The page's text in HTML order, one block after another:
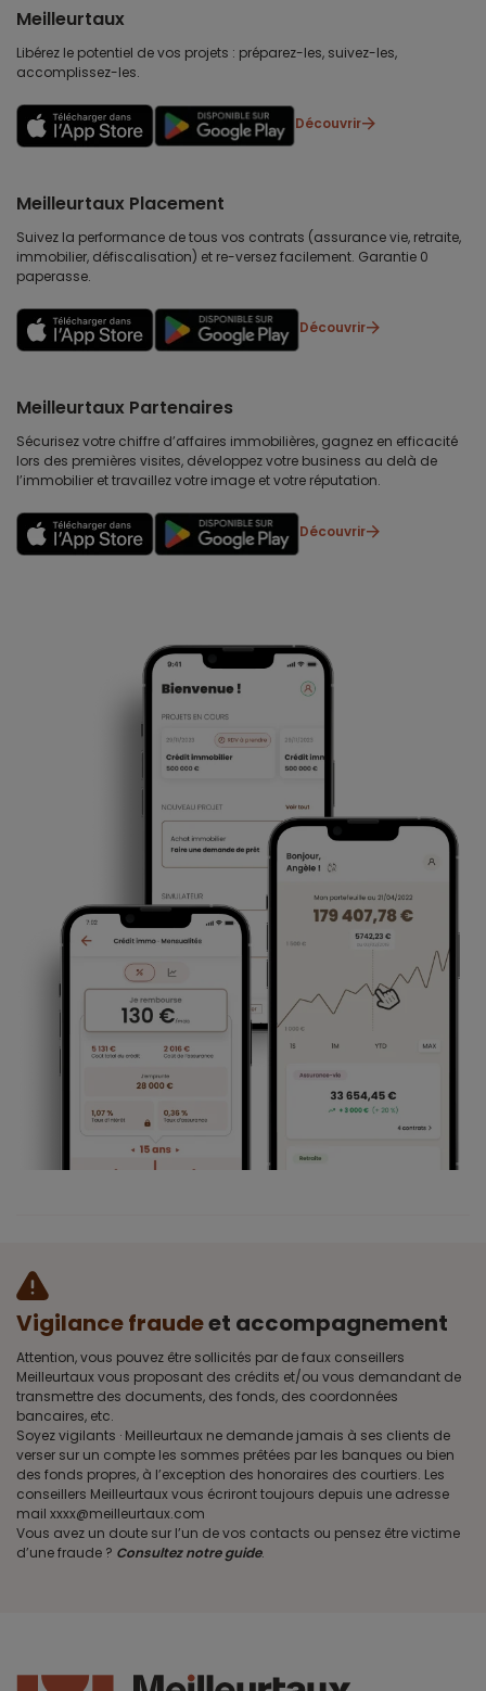
Meilleurtaux
Libérez le potentiel de vos projets : préparez-les, suivez-les,
accomplissez-les.
Découvrir
Meilleurtaux Placement
Suivez la performance de tous vos contrats (assurance vie, retraite,
immobilier, défiscalisation) et re-versez facilement. Garantie 0
paperasse.
Découvrir
Meilleurtaux Partenaires
Sécurisez votre chiffre d’affaires immobilières, gagnez en efficacité
lors des premières visites, développez votre business au delà de
l’immobilier et travaillez votre image et votre réputation.
Découvrir
Vigilance fraudeet accompagnement
Attention, vous pouvez être sollicités par de faux conseillers
Meilleurtaux vous proposant des crédits et/ou vous demandant de
transmettre des documents, des fonds, des coordonnées
bancaires, etc.
Soyez vigilants · Meilleurtaux ne demande jamais à ses clients de
verser sur un compte les sommes prêtées par les banques ou bien
des fonds propres, à l’exception des honoraires des courtiers. Les
conseillers Meilleurtaux vous écriront toujours depuis une adresse
mail xxxx@meilleurtaux.com
Vous avez un doute sur l’un de vos contacts ou pensez être victime
d’une fraude ? Consultez notre guide.